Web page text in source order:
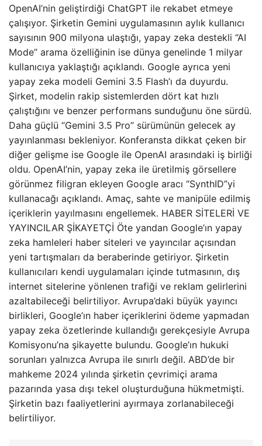
OpenAI’nin geliştirdiği ChatGPT ile rekabet etmeye
çalışıyor. Şirketin Gemini uygulamasının aylık kullanıcı
sayısının 900 milyona ulaştığı, yapay zeka destekli “AI
Mode” arama özelliğinin ise dünya genelinde 1 milyar
kullanıcıya yaklaştığı açıklandı. Google ayrıca yeni
yapay zeka modeli Gemini 3.5 Flash’ı da duyurdu.
Şirket, modelin rakip sistemlerden dört kat hızlı
çalıştığını ve benzer performans sunduğunu öne sürdü.
Daha güçlü “Gemini 3.5 Pro” sürümünün gelecek ay
yayınlanması bekleniyor. Konferansta dikkat çeken bir
diğer gelişme ise Google ile OpenAI arasındaki iş birliği
oldu. OpenAI’nin, yapay zeka ile üretilmiş görsellere
görünmez filigran ekleyen Google aracı “SynthID”yi
kullanacağı açıklandı. Amaç, sahte ve manipüle edilmiş
içeriklerin yayılmasını engellemek. HABER SİTELERİ VE
YAYINCILAR ŞİKAYETÇİ Öte yandan Google’ın yapay
zeka hamleleri haber siteleri ve yayıncılar açısından
yeni tartışmaları da beraberinde getiriyor. Şirketin
kullanıcıları kendi uygulamaları içinde tutmasının, dış
internet sitelerine yönlenen trafiği ve reklam gelirlerini
azaltabileceği belirtiliyor. Avrupa’daki büyük yayıncı
birlikleri, Google’ın haber içeriklerini ödeme yapmadan
yapay zeka özetlerinde kullandığı gerekçesiyle Avrupa
Komisyonu’na şikayette bulundu. Google’ın hukuki
sorunları yalnızca Avrupa ile sınırlı değil. ABD’de bir
mahkeme 2024 yılında şirketin çevrimiçi arama
pazarında yasa dışı tekel oluşturduğuna hükmetmişti.
Şirketin bazı faaliyetlerini ayırmaya zorlanabileceği
belirtiliyor.